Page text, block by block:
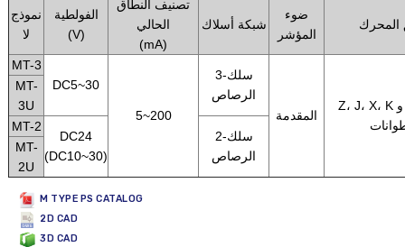
نموذج
لا
الفولطية
(V)
تصنيف النطاق
الحالي
(mA)
شبكة أسلاك
ضوء
المؤشر
المحرك
MT-3
DC5~30
5~200
3-سلك
الرصاص
المقدمة
Z، J، X، K و A سلسلة
MT-
3U
MT-2
DC24
(DC10~30)
2-سلك
الرصاص
MT-
2U
M TYPE PS CATALOG
2D CAD
3D CAD